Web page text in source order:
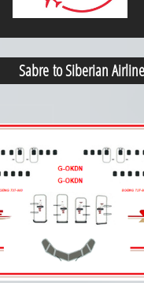
Sabre to Siberian